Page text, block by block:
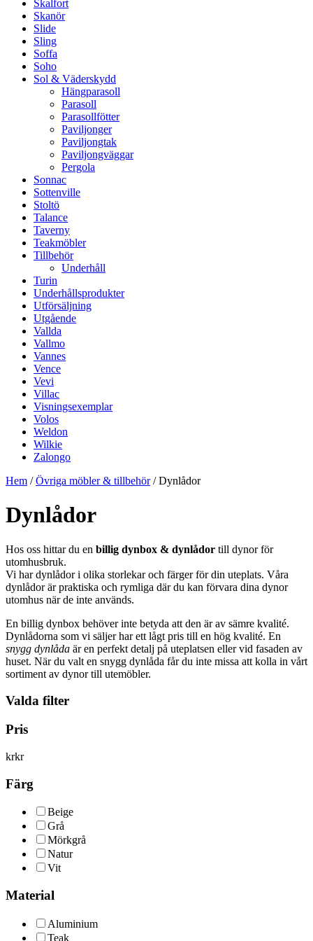
Skalfort
Skanör
Slide
Sling
Soffa
Soho
Sol & Väderskydd
Hängparasoll
Parasoll
Parasollfötter
Paviljonger
Paviljongtak
Paviljongväggar
Pergola
Sonnac
Sottenville
Stoltö
Talance
Taverny
Teakmöbler
Tillbehör
Underhåll
Turin
Underhållsprodukter
Utförsäljning
Utgående
Vallda
Vallmo
Vannes
Vence
Vevi
Villac
Visningsexemplar
Volos
Weldon
Wilkie
Zalongo
Hem /Övriga möbler & tillbehör/ Dynlådor
Dynlådor
Hos oss hittar du en billig dynbox & dynlådor till dynor för
utomhusbruk.
Vi har dynlådor i olika storlekar och färger för din uteplats. Våra
dynlådor är praktiska och rymliga där du kan förvara dina dynor
utomhus när de inte används.
En billig dynbox behöver inte betyda att den är av sämre kvalité.
Dynlådorna som vi säljer har ett lågt pris till en hög kvalité. En
snygg dynlåda är en perfekt detalj på uteplatsen eller vid fasaden av
huset. När du valt en snygg dynlåda får du inte missa att kolla in vårt
sortiment av dynor till utemöbler.
Valda filter
Pris
krkr
Färg
Beige
Grå
Mörkgrå
Natur
Vit
Material
Aluminium
Teak